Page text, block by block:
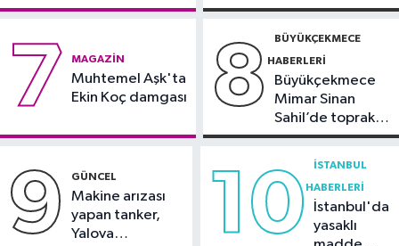
7 MAGAZIN
Muhtemel Aşk'ta
Ekin Koç damgası
8 BÜYÜKÇEKMECE
HABERLERI
Büyükçekmece
Mimar Sinan
Sahil’de toprak
kayması
9 GÜNCEL
Makine arızası
yapan tanker,
Yalova
10 İSTANBUL
HABERLERI
İstanbul'da
yasaklı